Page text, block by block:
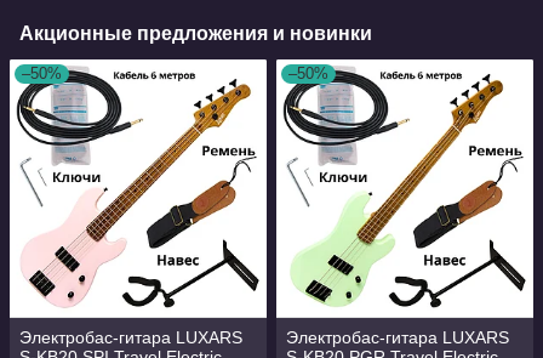
Акционные предложения и новинки
–50%
Электробас-гитара LUXARS
–50%
Электробас-гитара LUXARS